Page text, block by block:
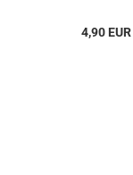
4,90 EUR